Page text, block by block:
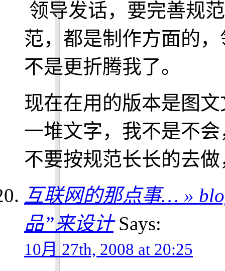
领导发话，要完善规
范，都是制作方面的
不是更折腾我了。
现在在用的版本是图
一堆文字，我不是不
不要按规范长长的去
互联网的那点事… »
品”来设计Says:
10月 27th, 2008 at 20:25